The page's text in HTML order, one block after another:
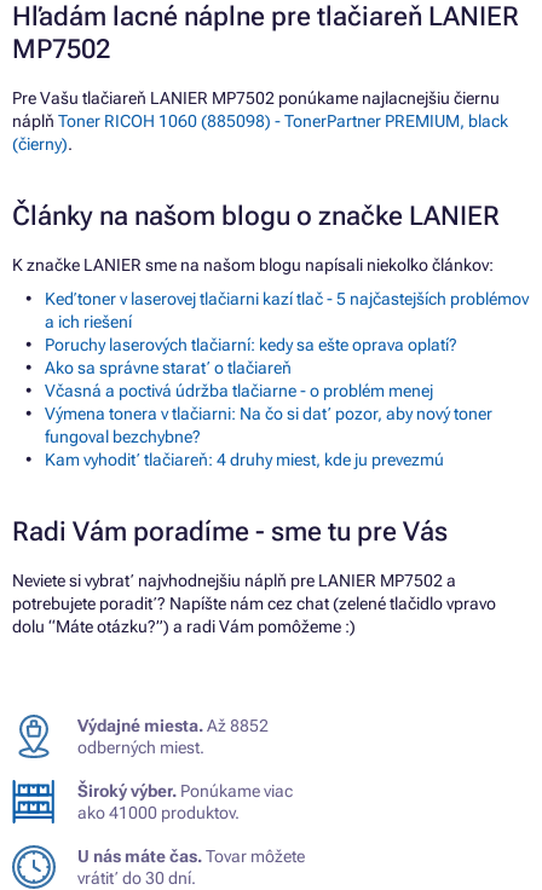
Hľadám lacné náplne pre tlačiareň LANIER
MP7502
Pre Vašu tlačiareň LANIER MP7502 ponúkame najlacnejšiu čiernu
náplň Toner RICOH 1060 (885098) - TonerPartner PREMIUM, black
(čierny).
Články na našom blogu o značke LANIER
K značke LANIER sme na našom blogu napísali niekoľko článkov:
Keď toner v laserovej tlačiarni kazí tlač - 5 najčastejších problémov
a ich riešení
Poruchy laserových tlačiarní: kedy sa ešte oprava oplatí?
Ako sa správne starať o tlačiareň
Včasná a poctivá údržba tlačiarne - o problém menej
Výmena tonera v tlačiarni: Na čo si dať pozor, aby nový toner
fungoval bezchybne?
Kam vyhodiť tlačiareň: 4 druhy miest, kde ju prevezmú
Radi Vám poradíme - sme tu pre Vás
Neviete si vybrať najvhodnejšiu náplň pre LANIER MP7502 a
potrebujete poradiť? Napíšte nám cez chat (zelené tlačidlo vpravo
dolu “Máte otázku?”) a radi Vám pomôžeme :)
Výdajné miesta.Až 8852
odberných miest.
Široký výber. Ponúkame viac
ako 41000 produktov.
U nás máte čas.Tovar môžete
vrátiť do 30 dní.